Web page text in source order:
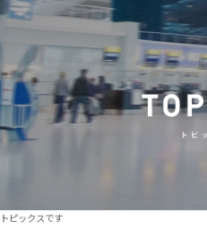
トピックスです